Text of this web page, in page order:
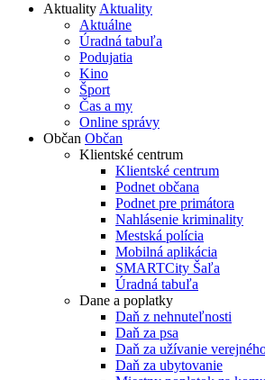
AktualityAktuality
Aktuálne
Úradná tabuľa
Podujatia
Kino
Šport
Čas a my
Online správy
Občan Občan
Klientské centrum
Klientské centrum
Podnet občana
Podnet pre primátora
Nahlásenie kriminality
Mestská polícia
Mobilná aplikácia
SMARTCity Šaľa
Úradná tabuľa
Dane a poplatky
Daň z nehnuteľnosti
Daň za psa
Daň za užívanie
Daň za ubytovanie